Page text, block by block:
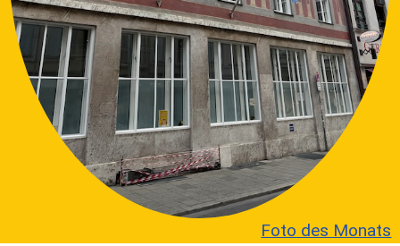
Foto des Monats